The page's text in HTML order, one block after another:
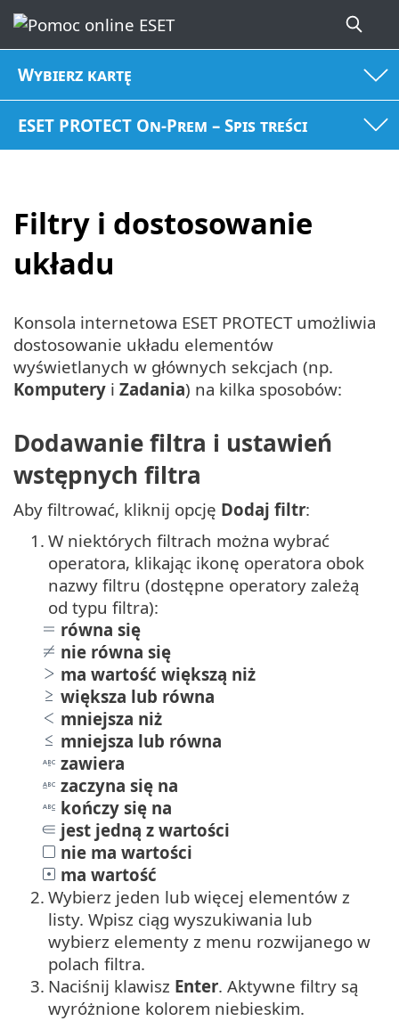
Wybierz kartę
ESET PROTECT On-Prem – Spis treści
Filtry i dostosowanie
układu
Konsola internetowa ESET PROTECT umożliwia
dostosowanie układu elementów
wyświetlanych w głównych sekcjach (np.
Komputery i Zadania) na kilka sposobów:
Dodawanie filtra i ustawień
wstępnych filtra
Aby filtrować, kliknij opcję Dodaj filtr:
1. W niektórych filtrach można wybrać
operatora, klikając ikonę operatora obok
nazwy filtru (dostępne operatory zależą
od typu filtra):
równa się
nie równa się
ma wartość większą niż
większa lub równa
mniejsza niż
mniejsza lub równa
zawiera
zaczyna się na
kończy się na
jest jedną z wartości
nie ma wartości
ma wartość
2. Wybierz jeden lub więcej elementów z
listy. Wpisz ciąg wyszukiwania lub
wybierz elementy z menu rozwijanego w
polach filtra.
3. Naciśnij klawisz Enter. Aktywne filtry są
wyróżnione kolorem niebieskim.